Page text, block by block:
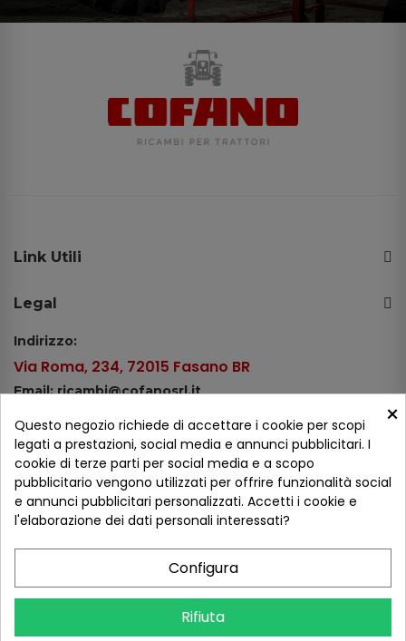
Link Utili
Legal
Indirizzo:
Via Roma, 234, 72015 Fasano BR
Email: ricambi@cofanosrl.it
Tel.: +39 080 44 13 478
WhatsApp: +39 334 98 51 100
Metodi di pagamento
×
Questo negozio richiede di accettare i cookie per scopi
legati a prestazioni, social media e annunci pubblicitari. I
cookie di terze parti per social media e a scopo
pubblicitario vengono utilizzati per offrire funzionalità social
e annunci pubblicitari personalizzati. Accetti i cookie e
l'elaborazione dei dati personali interessati?
Configura
Rifiuta